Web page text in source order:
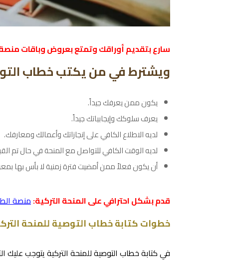
سارع بتقديم أوراقك وتمتع بعروض وباقات
ويشترط في من يكتب خطاب
يكون ممن يعرفك جيداً.
يعرف سلوكك وإيجابياتك جيداً.
لديه الاطلاع الكافي على إنجازاتك وأعمالك ومعارفك.
لديه الوقت الكافي للتواصل مع المنحة في حال تم
أن يكون فعلاً ممن أمضيت فترة زمنية لا بأس بها
قدم بشكل احترافي على المنحة التركية:منصة
خطوات كتابة خطاب التوصية للمنحة
في كتابة خطاب التوصية للمنحة التركية يتوجب عليك